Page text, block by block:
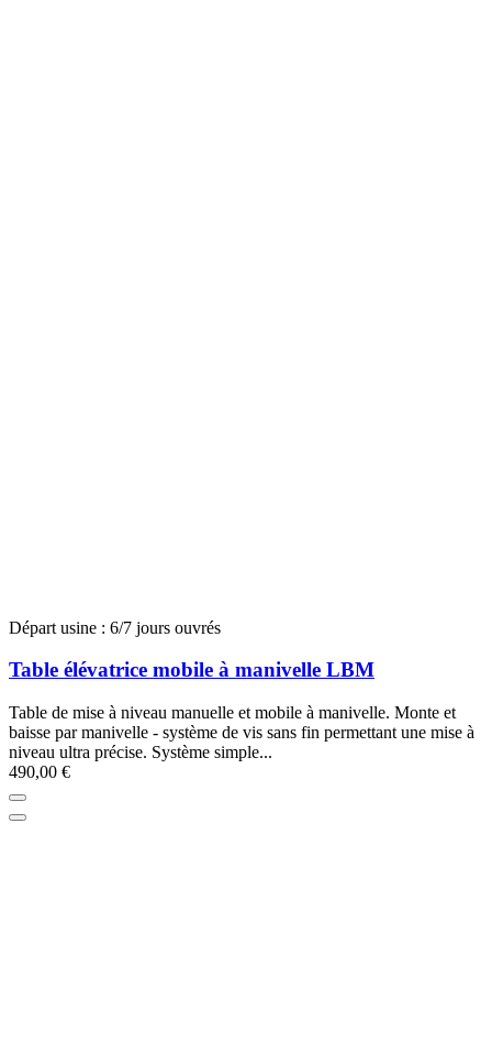
Départ usine : 6/7 jours ouvrés
Table élévatrice mobile à manivelle LBM
Table de mise à niveau manuelle et mobile à manivelle. Monte et
baisse par manivelle - système de vis sans fin permettant une mise à
niveau ultra précise. Système simple...
490,00 €